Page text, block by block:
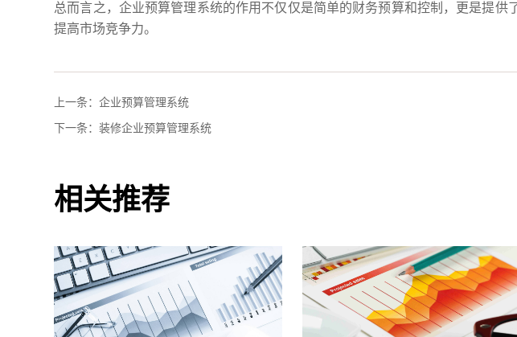
总而言之，企业预算管理系统的作用不仅仅是简单的财务预算和控制，更是提
提高市场竞争力。
上一条：企业预算管理系统
下一条：装修企业预算管理系统
相关推荐